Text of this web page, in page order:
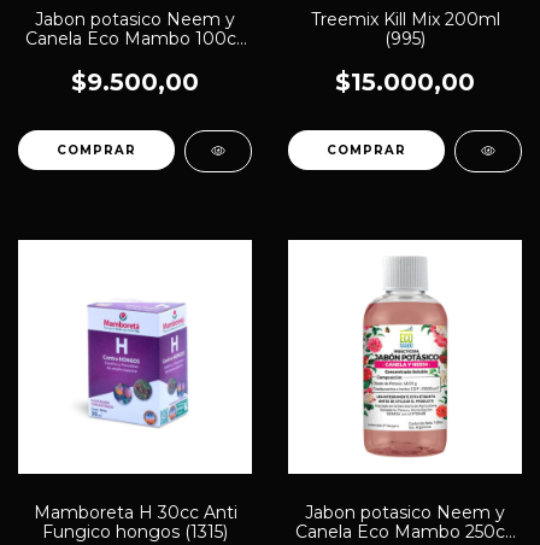
Jabon potasico Neem y
Canela Eco Mambo 100cc
$9.500,00
Treemix Kill Mix 200ml
(995)
$15.000,00
Mamboreta H 30cc Anti
Fungico hongos (1315)
Jabon potasico Neem y
Canela Eco Mambo 250cc